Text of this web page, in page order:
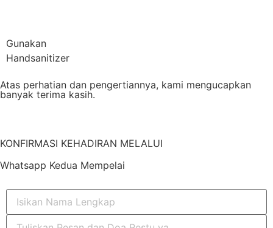
Gunakan
Handsanitizer
Atas perhatian dan pengertiannya, kami mengucapkan
banyak terima kasih.
KONFIRMASI KEHADIRAN MELALUI
Whatsapp Kedua Mempelai